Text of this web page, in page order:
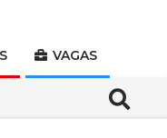
VAGAS
Search